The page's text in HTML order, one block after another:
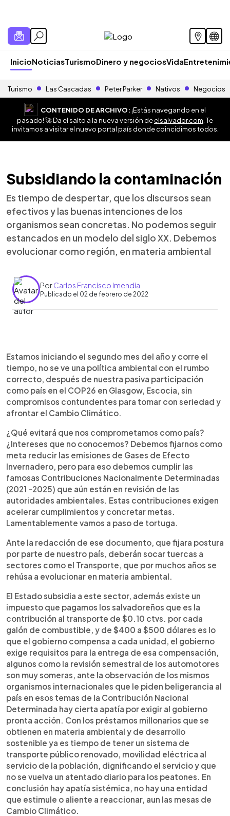
InicioNoticiasTurismoDinero y negociosVida
Turismo Las Cascadas Peter Parker Nativos Negocios
CONTENIDO DE ARCHIVO:¡Estás navegando en el
pasado! 🚀 Da el salto a la nueva versión deelsalvador.com . Te
invitamos a visitar el nuevo portal país donde coincidimos todos.
Subsidiando la contaminación
Es tiempo de despertar, que los discursos sean
efectivos y las buenas intenciones de los
organismos sean concretas. No podemos seguir
estancados en un modelo del siglo XX. Debemos
evolucionar como región, en materia ambiental
PorCarlos Francisco Imendia
Publicado el 02 de febrero de 2022
Escuchar artículo
Estamos iniciando el segundo mes del año y corre el
tiempo, no se ve una política ambiental con el rumbo
correcto, después de nuestra pasiva participación
como país en el COP26 en Glasgow, Escocia, sin
compromisos contundentes para tomar con seriedad y
afrontar el Cambio Climático.
¿Qué evitará que nos comprometamos como país?
¿Intereses que no conocemos? Debemos fijarnos como
meta reducir las emisiones de Gases de Efecto
Invernadero, pero para eso debemos cumplir las
famosas Contribuciones Nacionalmente Determinadas
(2021 -2025) que aún están en revisión de las
autoridades ambientales. Estas contribuciones exigen
acelerar cumplimientos y concretar metas.
Lamentablemente vamos a paso de tortuga.
Ante la redacción de ese documento, que fijara postura
por parte de nuestro país, deberán socar tuercas a
sectores como el Transporte, que por muchos años se
rehúsa a evolucionar en materia ambiental.
El Estado subsidia a este sector, además existe un
impuesto que pagamos los salvadoreños que es la
contribución al transporte de $0.10 ctvs. por cada
galón de combustible, y de $400 a $500 dólares es lo
que el gobierno compensa a cada unidad, el gobierno
exige requisitos para la entrega de esa compensación,
algunos como la revisión semestral de los automotores
son muy someras, ante la observación de los mismos
organismos internacionales que le piden beligerancia al
país en esos temas de la Contribución Nacional
Determinada hay cierta apatía por exigir al gobierno
pronta acción. Con los préstamos millonarios que se
obtienen en materia ambiental y de desarrollo
sostenible ya es tiempo de tener un sistema de
transporte público renovado, movilidad eléctrica al
servicio de la población, dignificando el servicio y que
no se vuelva un atentado diario para los peatones. En
conclusión hay apatía sistémica, no hay una entidad
que estimule o aliente a reaccionar, aun las mesas de
Cambio Climático.